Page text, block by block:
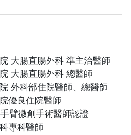
大腸直腸外科 準主治醫師
大腸直腸外科 總醫師
外科部住院醫師、總醫師
優良住院醫師
臂微創手術醫師認證
專科醫師